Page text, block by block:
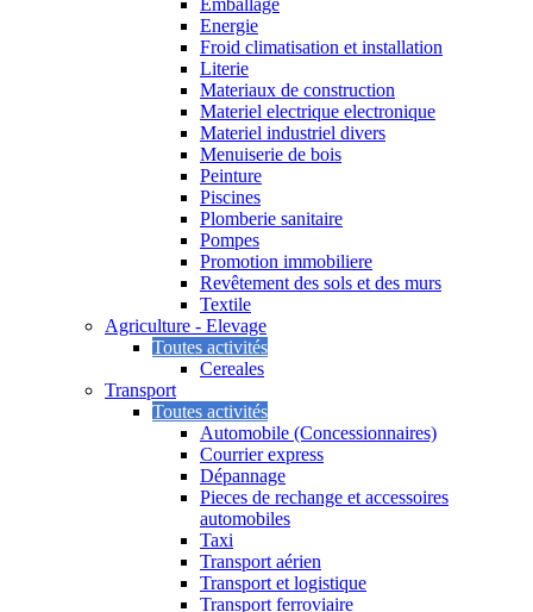
Emballage
Energie
Froid climatisation et installation
Literie
Materiaux de construction
Materiel electrique electronique
Materiel industriel divers
Menuiserie de bois
Peinture
Piscines
Plomberie sanitaire
Pompes
Promotion immobiliere
Revêtement des sols et des murs
Textile
Agriculture - Elevage
Toutes activités
Cereales
Transport
Toutes activités
Automobile (Concessionnaires)
Courrier express
Dépannage
Pieces de rechange et accessoires
automobiles
Taxi
Transport aérien
Transport et logistique
Transport ferroviaire